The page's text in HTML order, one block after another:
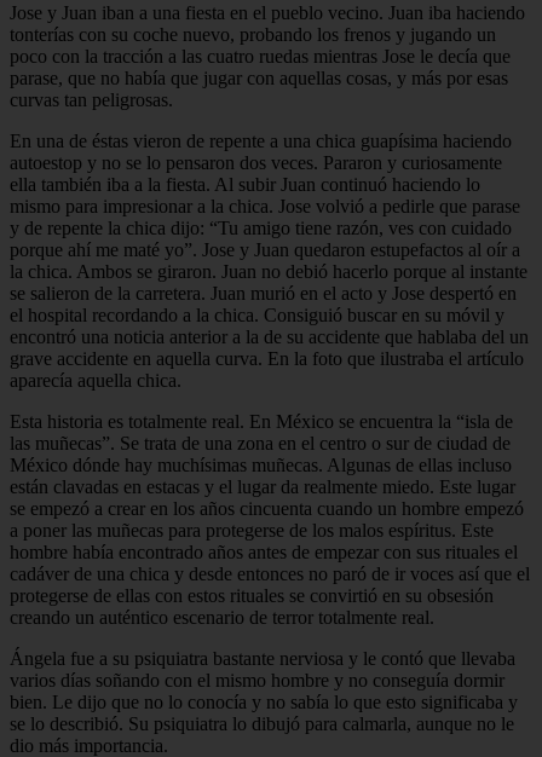
Jose y Juan iban a una fiesta en el pueblo vecino. Juan iba haciendo
tonterías con su coche nuevo, probando los frenos y jugando un
poco con la tracción a las cuatro ruedas mientras Jose le decía que
parase, que no había que jugar con aquellas cosas, y más por esas
curvas tan peligrosas.
En una de éstas vieron de repente a una chica guapísima haciendo
autoestop y no se lo pensaron dos veces. Pararon y curiosamente
ella también iba a la fiesta. Al subir Juan continuó haciendo lo
mismo para impresionar a la chica. Jose volvió a pedirle que parase
y de repente la chica dijo: “Tu amigo tiene razón, ves con cuidado
porque ahí me maté yo”. Jose y Juan quedaron estupefactos al oír a
la chica. Ambos se giraron. Juan no debió hacerlo porque al instante
se salieron de la carretera. Juan murió en el acto y Jose despertó en
el hospital recordando a la chica. Consiguió buscar en su móvil y
encontró una noticia anterior a la de su accidente que hablaba del un
grave accidente en aquella curva. En la foto que ilustraba el artículo
aparecía aquella chica.
Esta historia es totalmente real. En México se encuentra la “isla de
las muñecas”. Se trata de una zona en el centro o sur de ciudad de
México dónde hay muchísimas muñecas. Algunas de ellas incluso
están clavadas en estacas y el lugar da realmente miedo. Este lugar
se empezó a crear en los años cincuenta cuando un hombre empezó
a poner las muñecas para protegerse de los malos espíritus. Este
hombre había encontrado años antes de empezar con sus rituales el
cadáver de una chica y desde entonces no paró de ir voces así que el
protegerse de ellas con estos rituales se convirtió en su obsesión
creando un auténtico escenario de terror totalmente real.
Ángela fue a su psiquiatra bastante nerviosa y le contó que llevaba
varios días soñando con el mismo hombre y no conseguía dormir
bien. Le dijo que no lo conocía y no sabía lo que esto significaba y
se lo describió. Su psiquiatra lo dibujó para calmarla, aunque no le
dio más importancia.